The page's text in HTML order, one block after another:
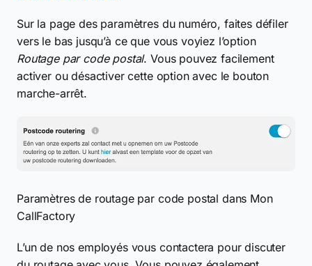
Sur la page des paramètres du numéro, faites défiler
vers le bas jusqu’à ce que vous voyiez l’option
Routage par code postal. Vous pouvez facilement
activer ou désactiver cette option avec le bouton
marche-arrêt.
Paramètres de routage par code postal dans Mon
CallFactory
L’un de nos employés vous contactera pour discuter